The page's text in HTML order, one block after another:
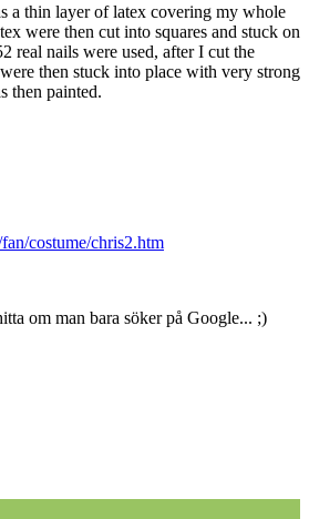
a thin layer of latex covering my whole
were then cut into squares and stuck on
real nails were used, after I cut the
then stuck into place with very strong
then painted.
costume/chris2.htm
om man bara söker på Google... ;)